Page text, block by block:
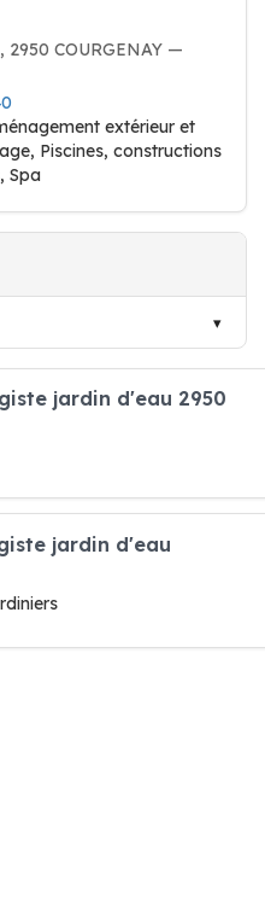
2950 COURGENAY —
extérieur et
Piscines, constructions
Spa
jardin d'eau 2950
jardin d'eau